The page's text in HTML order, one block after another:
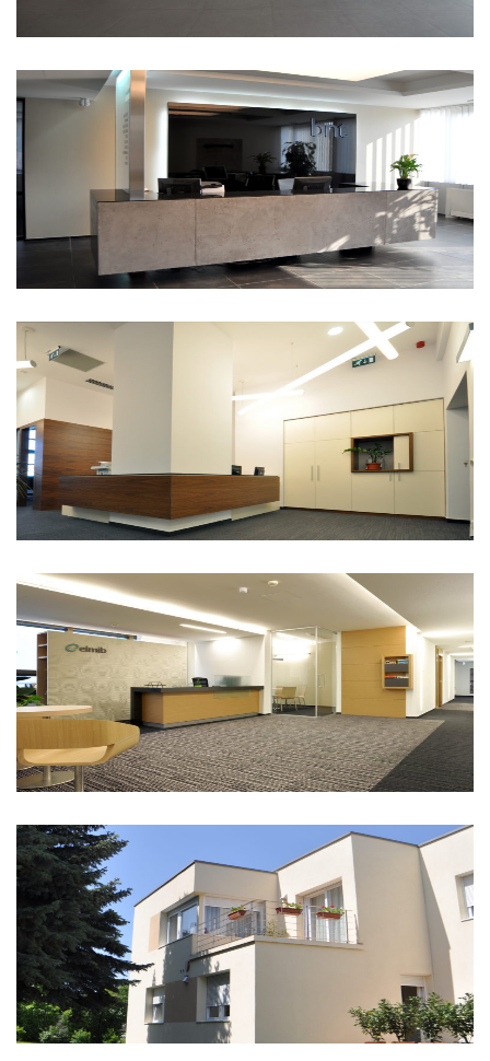
bnt iroda
Biggeorge Holding
Elmib Zrt.
Budapest Felsőzöldmáli